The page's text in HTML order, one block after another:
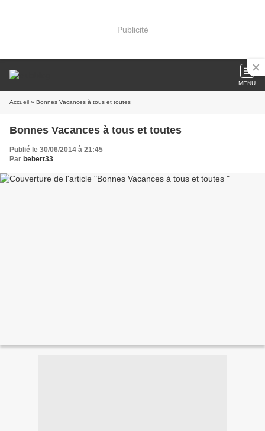
Publicité
MENU
Accueil » Bonnes Vacances à tous et toutes
Bonnes Vacances à tous et toutes
Publié le 30/06/2014 à 21:45
Par bebert33